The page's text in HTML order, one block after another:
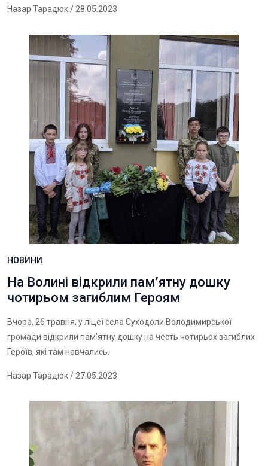
Назар Тарадюк/ 28.05.2023
НОВИНИ
На Волині відкрили пам’ятну дошку
чотирьом загиблим Героям
Вчора, 26 травня, у ліцеї села Суходоли Володимирської
громади відкрили пам’ятну дошку на честь чотирьох загиблих
Героїв, які там навчались.
Назар Тарадюк/ 27.05.2023